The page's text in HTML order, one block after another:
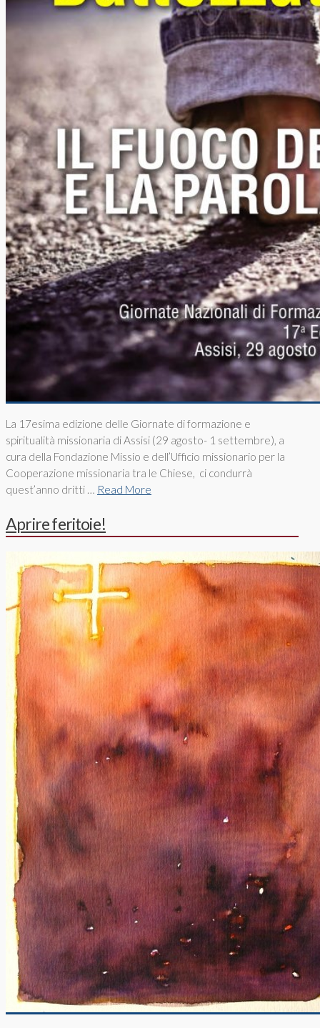
La 17esima edizione delle Giornate di formazione e
spiritualità missionaria di Assisi (29 agosto- 1 settembre), a
cura della Fondazione Missio e dell’Ufficio missionario per la
Cooperazione missionaria tra le Chiese, ci condurrà
quest’anno dritti … Read More
Aprire feritoie!